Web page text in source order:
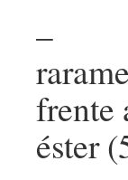
–
frente
éster